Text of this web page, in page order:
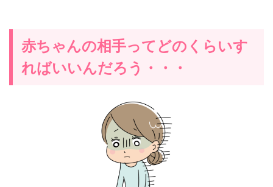
赤ちゃんの相手ってどのくらいす
ればいいんだろう・・・